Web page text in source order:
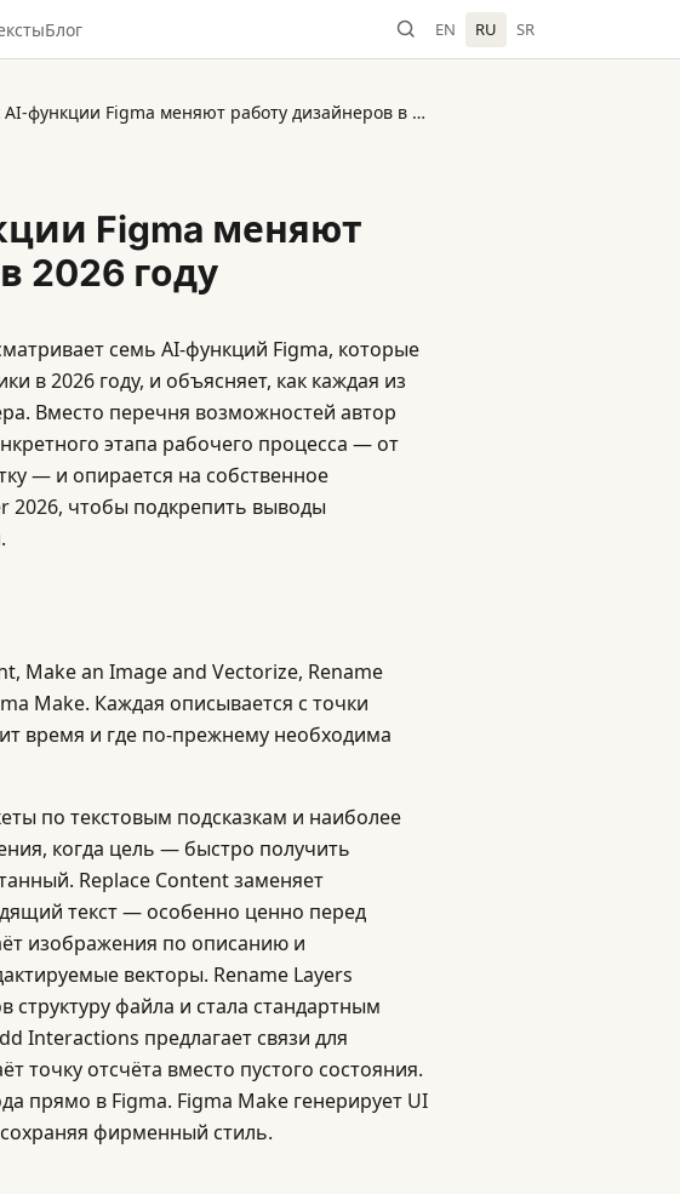
Блог EN RU SR
Medium: Как AI-функции Figma меняют работу дизайнеров в 2026 году
Figma меняют
2026 году
семь AI-функций Figma, которые
в 2026 году, и объясняет, как каждая из
Вместо перечня возможностей автор
этапа рабочего процесса — от
— и опирается на собственное
2026, чтобы подкрепить выводы
Make an Image and Vectorize, Rename
Make. Каждая описывается с точки
время и где по-прежнему необходима
по текстовым подсказкам и наиболее
когда цель — быстро получить
Replace Content заменяет
текст — особенно ценно перед
изображения по описанию и
векторы. Rename Layers
файла и стала стандартным
Interactions предлагает связи для
точку отсчёта вместо пустого состояния.
прямо в Figma. Figma Make генерирует UI
фирменный стиль.